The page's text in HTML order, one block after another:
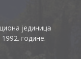
јединица
године.